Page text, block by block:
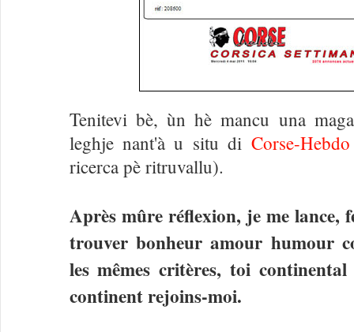
Tenitevi bè, ùn hè mancu una
leghje nant'à u situ di Corse-Hebdo
ricerca pè ritruvallu).
Après mûre réflexion, je me lance,
trouver bonheur amour humour
les mêmes critères, toi
continent rejoins-moi.